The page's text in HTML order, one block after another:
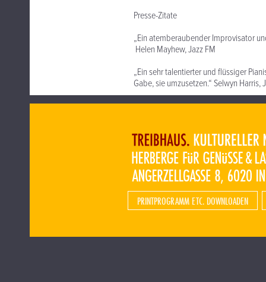
Presse-Zitate
„Ein atemberaubender Improvisator
Helen Mayhew, Jazz FM
„Ein sehr talentierter und flüssiger
Gabe, sie umzusetzen.“ Selwyn Harris,
PRINTPROGRAMM ETC. DOWNLOADEN